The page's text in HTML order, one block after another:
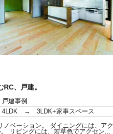
、戸建。
戸建事例
4LDK → 3LDK+家事スペース
ベーション。 ダイニングには、アク
リビングには、若草色でアクセン...